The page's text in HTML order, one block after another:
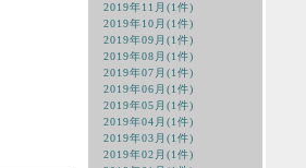
2019年11月(1件)
2019年10月(1件)
2019年09月(1件)
2019年08月(1件)
2019年07月(1件)
2019年06月(1件)
2019年05月(1件)
2019年04月(1件)
2019年03月(1件)
2019年02月(1件)